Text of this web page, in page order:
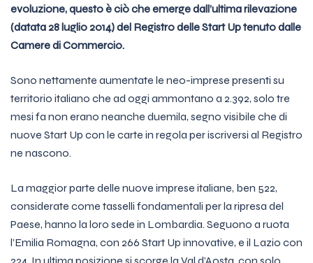
evoluzione, questo è ciò che emerge dall’ultima rilevazione
(datata 28 luglio 2014) del Registro delle Start Up tenuto dalle
Camere di Commercio.
Sono nettamente aumentate le neo-imprese presenti su
territorio italiano che ad oggi ammontano a 2.392, solo tre
mesi fa non erano neanche duemila, segno visibile che di
nuove Start Up con le carte in regola per iscriversi al Registro
ne nascono.
La maggior parte delle nuove imprese italiane, ben 522,
considerate come tasselli fondamentali per la ripresa del
Paese, hanno la loro sede in Lombardia. Seguono a ruota
l’Emilia Romagna, con 266 Start Up innovative, e il Lazio con